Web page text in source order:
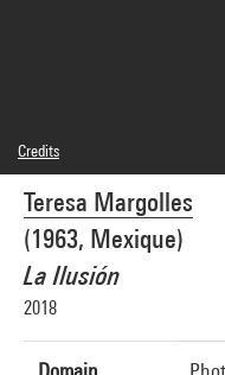
Teresa Margolles
(1963, Mexique)
La Ilusión
2018
Credits
© Teresa Margolles
Photo credits : Centre Pompidou,
Image reference : 4Y07264
Image presentation :